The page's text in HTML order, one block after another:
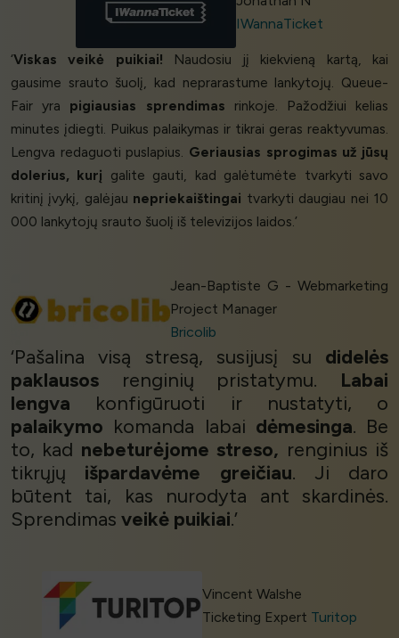
IWannaTicket
‘Viskas veikė puikiai! Naudosiu jį kiekvieną kartą, kai
gausime srauto šuolį, kad neprarastume lankytojų. Queue-
Fair yra pigiausias sprendimas rinkoje. Pažodžiui kelias
minutes įdiegti. Puikus palaikymas ir tikrai geras reaktyvumas.
Lengva redaguoti puslapius. Geriausias sprogimas už jūsų
dolerius, kurį galite gauti, kad galėtumėte tvarkyti savo
kritinį įvykį, galėjau nepriekaištingai tvarkyti daugiau nei 10
000 lankytojų srauto šuolį iš televizijos laidos.’
Jean-Baptiste G - Webmarketing
Project Manager
Bricolib
‘Pašalina visą stresą, susijusį su didelės
paklausos renginių pristatymu. Labai
lengva konfigūruoti ir nustatyti, o
palaikymo komanda labai dėmesinga. Be
to, kad nebeturėjome streso, renginius iš
tikrųjų išpardavėme greičiau. Ji daro
būtent tai, kas nurodyta ant skardinės.
Sprendimas veikė puikiai.’
Vincent Walshe
Ticketing Expert Turitop